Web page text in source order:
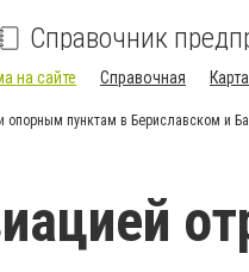
Справочник
на сайте Справочная
опорным пунктам в Бериславском и